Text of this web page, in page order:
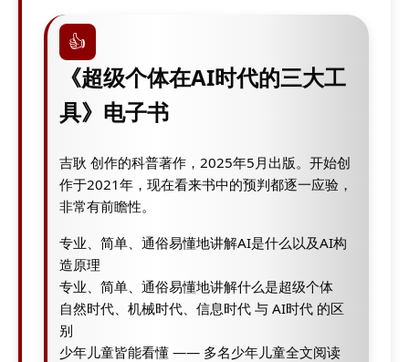
👍
《超级个体在AI时代的三大工
具》电子书
吉耿 创作的科普著作，2025年5月出版。开始创
作于2021年，现在看来书中的预判都逐一应验，
非常有前瞻性。
专业、简单、通俗易懂地讲解AI是什么以及AI构
造原理
专业、简单、通俗易懂地讲解什么是超级个体
自然时代、机械时代、信息时代 与 AI时代 的区
别
少年儿童皆能看懂 —— 多名少年儿童全文阅读